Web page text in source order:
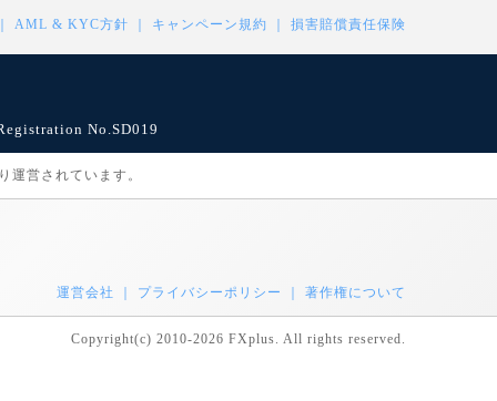
AML & KYC方針 キャンペーン規約 損害賠償責任保険
No.SD019
営されています。
運営会社 プライバシーポリシー 著作権について
Copyright(c) 2010-2026 FXplus. All rights reserved.